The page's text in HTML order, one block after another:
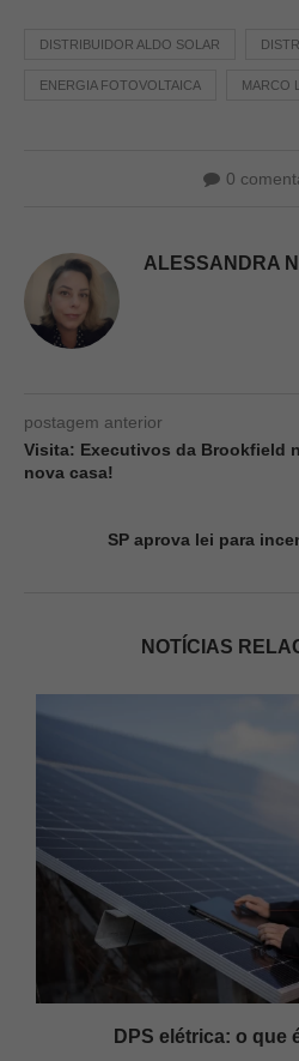
DISTRIBUIDOR ALDO SOLAR
ENERGIA FOTOVOLTAICA MARCO
0
ALESSANDRA
postagem anterior
Visita: Executivos da Brookfield
nova casa!
SP aprova lei para
NOTÍCIAS
DPS elétrica: o que